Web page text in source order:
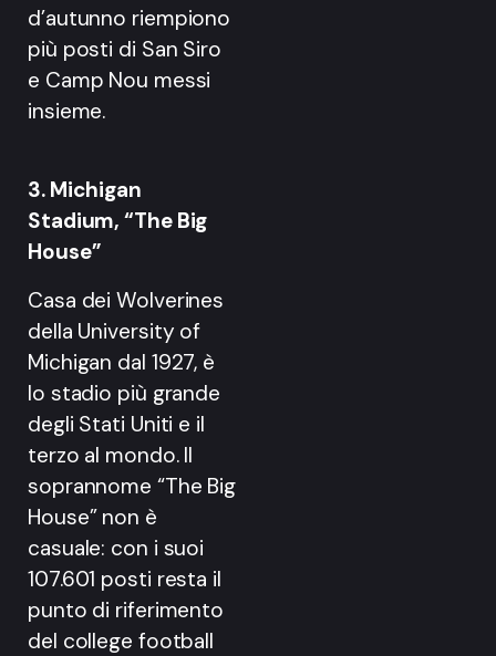
d’autunno riempiono
più posti di San Siro
e Camp Nou messi
insieme.
3. Michigan
Stadium, “The Big
House”
Casa dei Wolverines
della University of
Michigan dal 1927, è
lo stadio più grande
degli Stati Uniti e il
terzo al mondo. Il
soprannome “The Big
House” non è
casuale: con i suoi
107.601 posti resta il
punto di riferimento
del college football